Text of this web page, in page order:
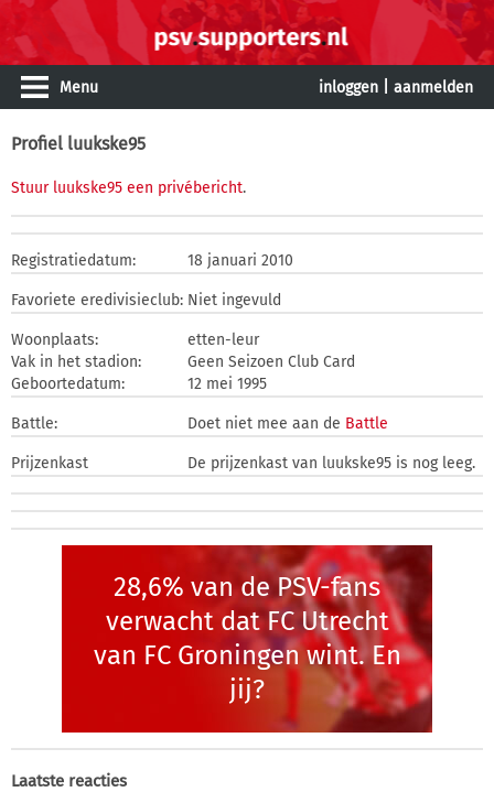
Menu inloggen aanmelden
Profiel luukske95
Stuur luukske95 een privébericht.
Registratiedatum: 18 januari 2010
Favoriete eredivisieclub: Niet ingevuld
Woonplaats:
etten-leur
Vak in het stadion:
Geen Seizoen Club Card
Geboortedatum:
12 mei 1995
Battle: Doet niet mee aan de Battle
Prijzenkast De prijzenkast van luukske95 is nog leeg.
28,6% van de PSV-fans
verwacht dat FC Utrecht
van FC Groningen wint. En
jij?
Laatste reacties